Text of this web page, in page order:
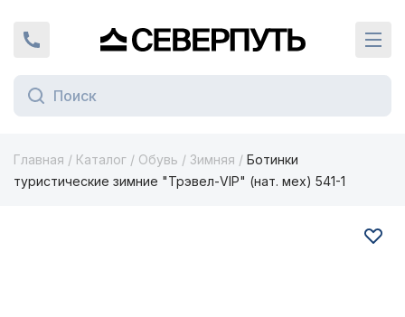
+7 (924) 924-16-46Вернуться на главную страницу
Главная / Каталог / Обувь / Зимняя / Ботинки
туристические зимние "Трэвел-VIP" (нат. мех) 541-1